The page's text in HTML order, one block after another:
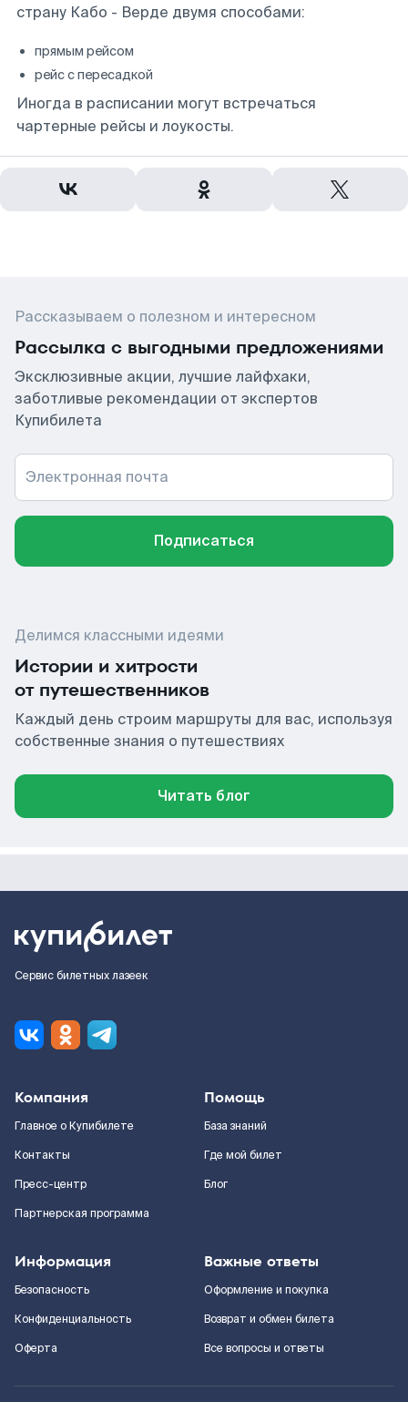
страну Кабо - Верде двумя способами:
прямым рейсом
рейс с пересадкой
Иногда в расписании могут встречаться
чартерные рейсы и лоукосты.
Рассказываем о полезном и интересном
Рассылка с выгодными предложениями
Эксклюзивные акции, лучшие лайфхаки,
заботливые рекомендации от экспертов
Купибилета
Электронная почта
Подписаться
Делимся классными идеями
Истории и хитрости
от путешественников
Каждый день строим маршруты для вас, используя
собственные знания о путешествиях
Читать блог
Сервис билетных лазеек
Компания
Главное о Купибилете
Контакты
Пресс-центр
Партнерская программа
Помощь
База знаний
Где мой билет
Блог
Информация
Безопасность
Конфиденциальность
Оферта
Важные ответы
Оформление и покупка
Возврат и обмен билета
Все вопросы и ответы